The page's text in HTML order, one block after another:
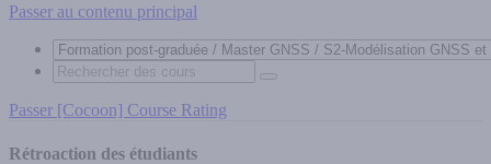
Passer au contenu principal
Passer [Cocoon] Course Rating
Rétroaction des étudiants